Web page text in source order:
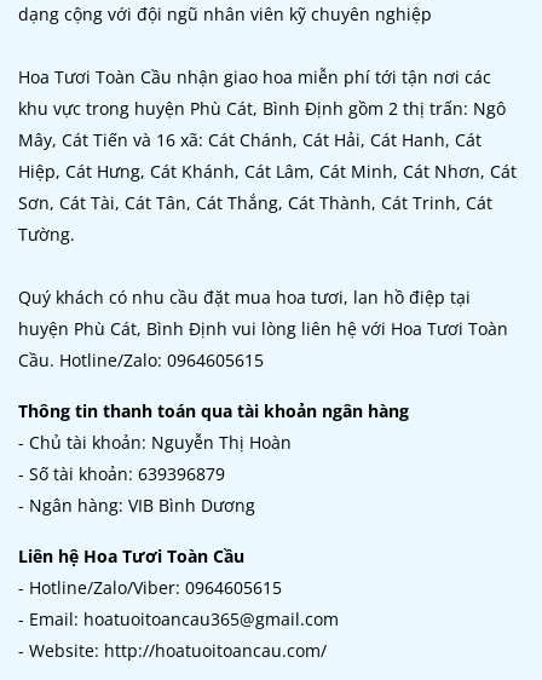
dạng cộng với đội ngũ nhân viên kỹ chuyên nghiệp
Hoa Tươi Toàn Cầu nhận giao hoa miễn phí tới tận nơi các
khu vực trong huyện Phù Cát, Bình Định gồm 2 thị trấn: Ngô
Mây, Cát Tiến và 16 xã: Cát Chánh, Cát Hải, Cát Hanh, Cát
Hiệp, Cát Hưng, Cát Khánh, Cát Lâm, Cát Minh, Cát Nhơn, Cát
Sơn, Cát Tài, Cát Tân, Cát Thắng, Cát Thành, Cát Trinh, Cát
Tường.
Quý khách có nhu cầu đặt mua hoa tươi, lan hồ điệp tại
huyện Phù Cát, Bình Định vui lòng liên hệ với Hoa Tươi Toàn
Cầu. Hotline/Zalo: 0964605615
Thông tin thanh toán qua tài khoản ngân hàng
- Chủ tài khoản: Nguyễn Thị Hoàn
- Số tài khoản: 639396879
- Ngân hàng: VIB Bình Dương
Liên hệ Hoa Tươi Toàn Cầu
- Hotline/Zalo/Viber: 0964605615
- Email: hoatuoitoancau365@gmail.com
- Website: http://hoatuoitoancau.com/